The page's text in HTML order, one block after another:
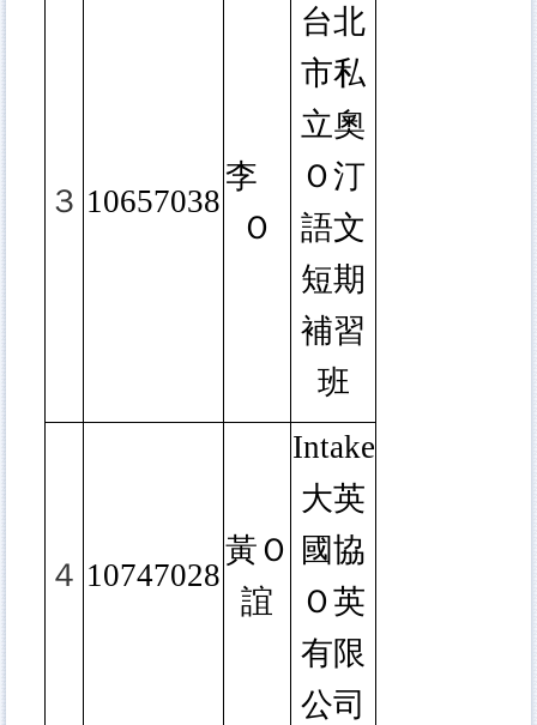
３ 10657038
李
Ｏ
台北
市私
立奧
Ｏ汀
語文
短期
補習
班
４ 10747028
黃Ｏ
誼
Intake
大英
國協
Ｏ英
有限
公司